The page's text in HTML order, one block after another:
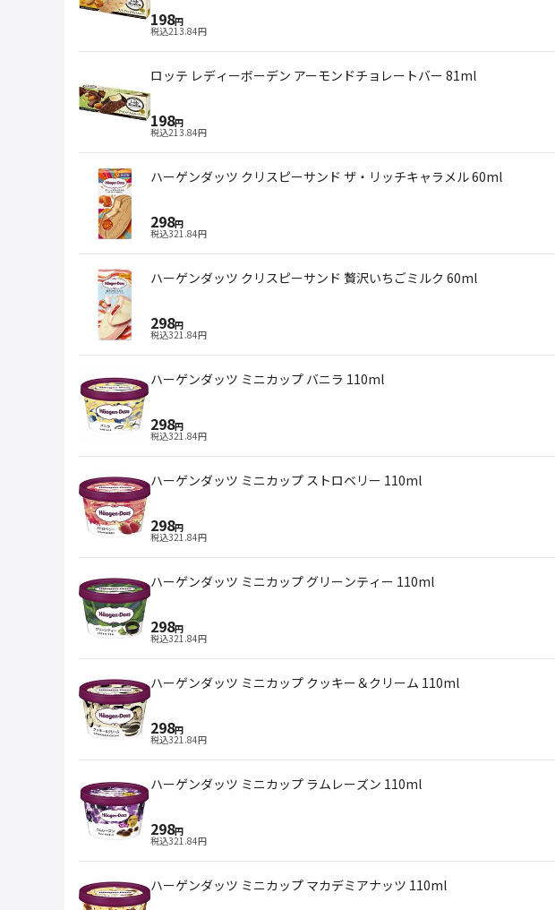
198円
税込213.84円
ロッテ レディーボーデン アーモンドチョレートバー 81ml
198円
税込213.84円
ハーゲンダッツ クリスピーサンド ザ・リッチキャラメル 60ml
298円
税込321.84円
ハーゲンダッツ クリスピーサンド 贅沢いちごミルク 60ml
298円
税込321.84円
ハーゲンダッツ ミニカップ バニラ 110ml
298円
税込321.84円
ハーゲンダッツ ミニカップ ストロベリー 110ml
298円
税込321.84円
ハーゲンダッツ ミニカップ グリーンティー 110ml
298円
税込321.84円
ハーゲンダッツ ミニカップ クッキー＆クリーム 110ml
298円
税込321.84円
ハーゲンダッツ ミニカップ ラムレーズン 110ml
298円
税込321.84円
ハーゲンダッツ ミニカップ マカデミアナッツ 110ml